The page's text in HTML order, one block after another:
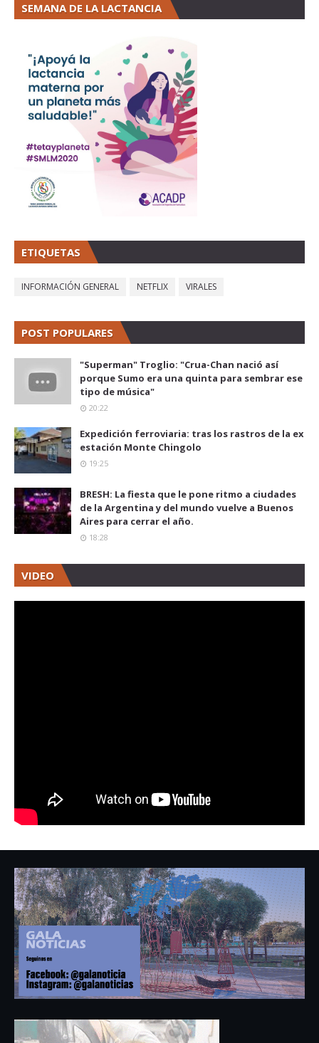
SEMANA DE LA LACTANCIA
ETIQUETAS
INFORMACIÓN GENERAL NETFLIX VIRALES
POST POPULARES
"Superman" Troglio: "Crua-Chan nació así
porque Sumo era una quinta para sembrar ese
tipo de música"
20:22
Expedición ferroviaria: tras los rastros de la ex
estación Monte Chingolo
19:25
BRESH: La fiesta que le pone ritmo a ciudades
de la Argentina y del mundo vuelve a Buenos
Aires para cerrar el año.
18:28
VIDEO